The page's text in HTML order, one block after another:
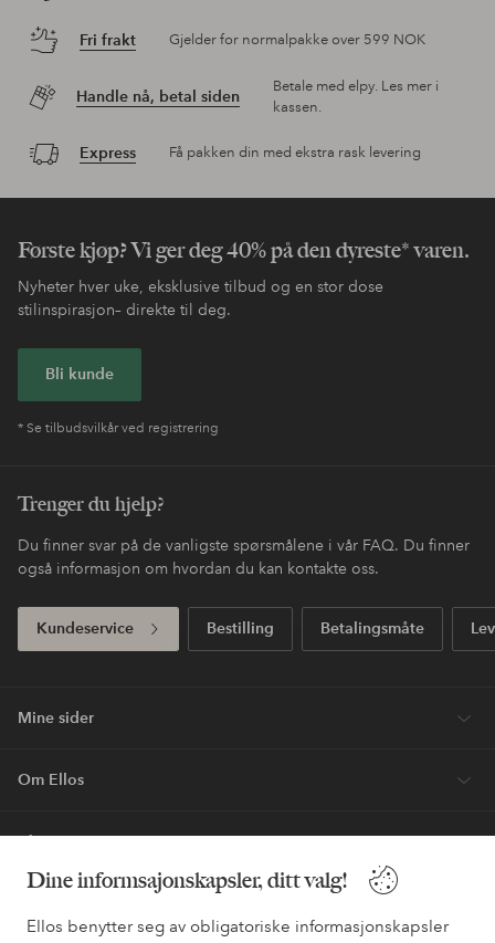
Dine informsajonskapsler, ditt valg!
Ellos benytter seg av obligatoriske informasjonskapsler
Fri frakt Gjelder for normalpakke over 599 NOK
Handle nå, betal siden
Betale med elpy. Les mer i
kassen.
Express Få pakken din med ekstra rask levering
Første kjøp? Vi ger deg 40% på den dyreste* varen.
Nyheter hver uke, eksklusive tilbud og en stor dose
stilinspirasjon– direkte til deg.
Bli kunde
* Se tilbudsvilkår ved registrering
Trenger du hjelp?
Du finner svar på de vanligste spørsmålene i vår FAQ. Du finner
også informasjon om hvordan du kan kontakte oss.
Kundeservice Bestilling Betalingsmåte
Mine sider
Om Ellos
Våre tjenester